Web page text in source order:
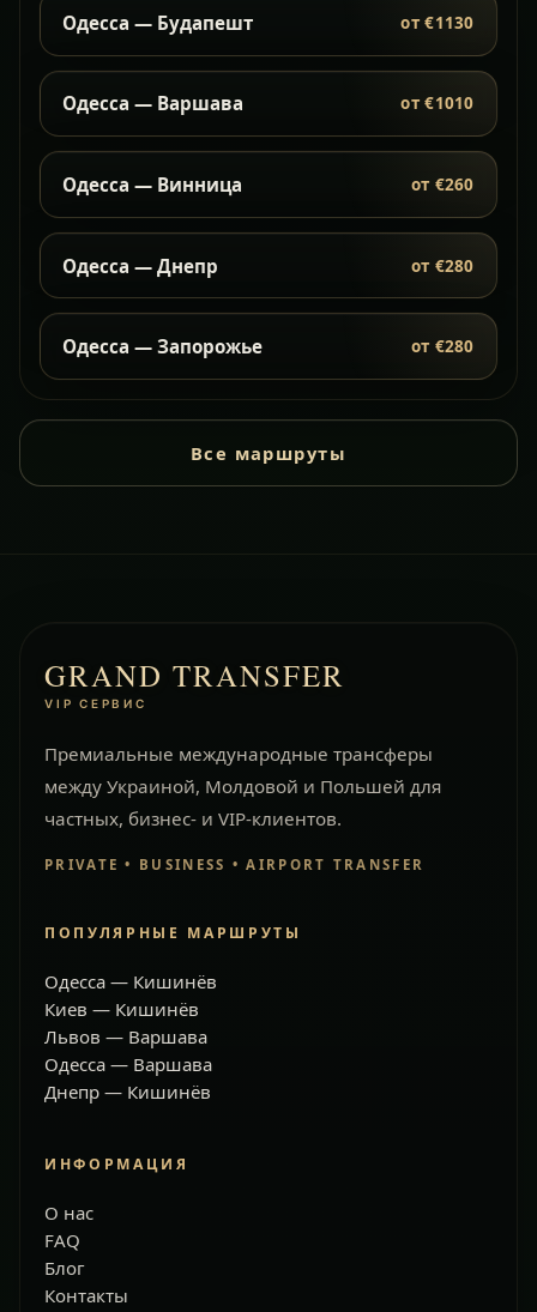
Одесса — Будапешт от €1130
Одесса — Варшава от €1010
Одесса — Винница от €260
Одесса — Днепр от €280
Одесса — Запорожье от €280
Все маршруты
GRAND TRANSFER
VIP СЕРВИС
Премиальные международные трансферы
между Украиной, Молдовой и Польшей для
частных, бизнес- и VIP-клиентов.
PRIVATE • BUSINESS • AIRPORT TRANSFER
ПОПУЛЯРНЫЕ МАРШРУТЫ
Одесса — Кишинёв
Киев — Кишинёв
Львов — Варшава
Одесса — Варшава
Днепр — Кишинёв
ИНФОРМАЦИЯ
О нас
FAQ
Блог
Контакты